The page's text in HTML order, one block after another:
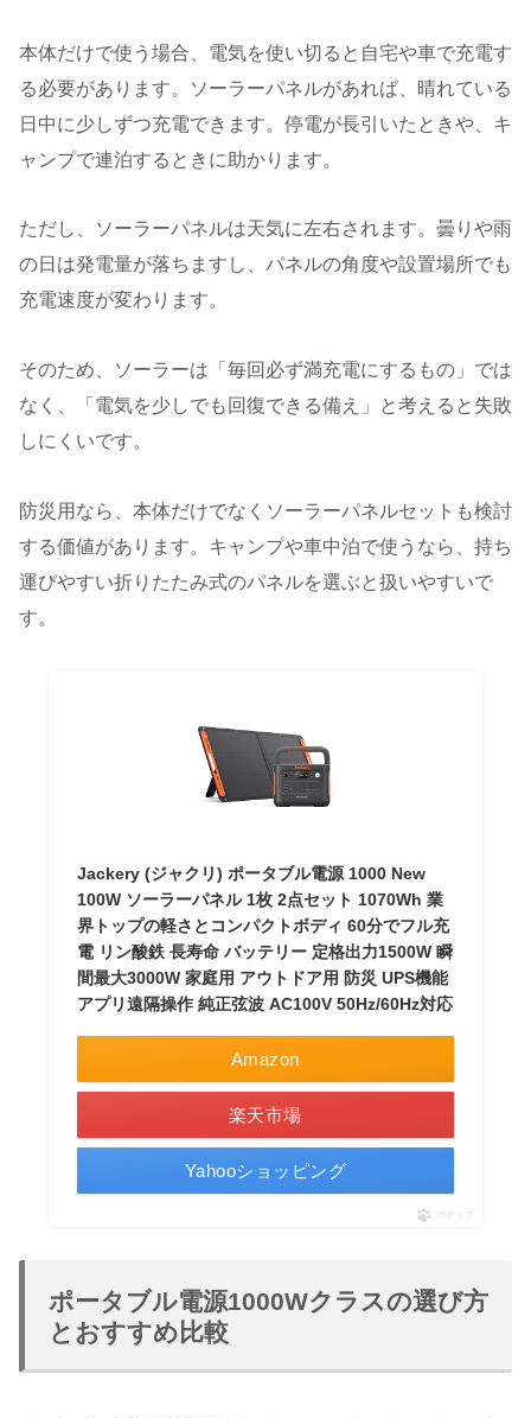
本体だけで使う場合、電気を使い切ると自宅や車で充電す
る必要があります。ソーラーパネルがあれば、晴れている
日中に少しずつ充電できます。停電が長引いたときや、キ
ャンプで連泊するときに助かります。
ただし、ソーラーパネルは天気に左右されます。曇りや雨
の日は発電量が落ちますし、パネルの角度や設置場所でも
充電速度が変わります。
そのため、ソーラーは「毎回必ず満充電にするもの」では
なく、「電気を少しでも回復できる備え」と考えると失敗
しにくいです。
防災用なら、本体だけでなくソーラーパネルセットも検討
する価値があります。キャンプや車中泊で使うなら、持ち
運びやすい折りたたみ式のパネルを選ぶと扱いやすいで
す。
Jackery (ジャクリ) ポータブル電源 1000 New
100W ソーラーパネル 1枚 2点セット 1070Wh 業
界トップの軽さとコンパクトボディ 60分でフル充
電 リン酸鉄 長寿命 バッテリー 定格出力1500W 瞬
間最大3000W 家庭用 アウトドア用 防災 UPS機能
アプリ遠隔操作 純正弦波 AC100V 50Hz/60Hz対応
Amazon
楽天市場
Yahooショッピング
ポチップ
ポータブル電源1000Wクラスの選び方
とおすすめ比較